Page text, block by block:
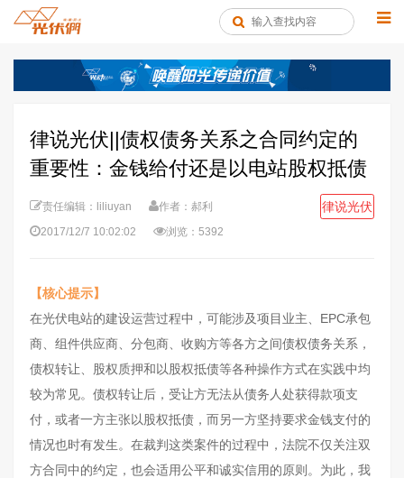
律说光伏||债权债务关系之合同约定的
重要性：金钱给付还是以电站股权抵债
责任编辑：liliuyan
作者：郝利
2017/12/7 10:02:02
浏览：5392
律说光伏
【核心提示】
在光伏电站的建设运营过程中，可能涉及项目业主、EPC承包
商、组件供应商、分包商、收购方等各方之间债权债务关系，
债权转让、股权质押和以股权抵债等各种操作方式在实践中均
较为常见。债权转让后，受让方无法从债务人处获得款项支
付，或者一方主张以股权抵债，而另一方坚持要求金钱支付的
情况也时有发生。在裁判这类案件的过程中，法院不仅关注双
方合同中的约定，也会适用公平和诚实信用的原则。为此，我